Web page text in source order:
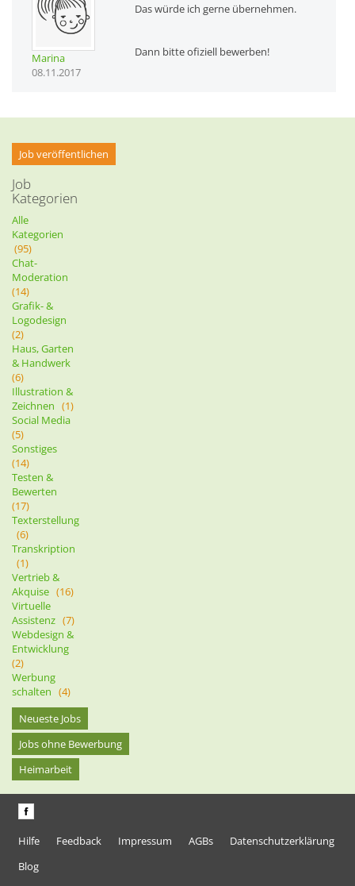
Marina
08.11.2017
Das würde ich gerne übernehmen.
Dann bitte ofiziell bewerben!
Job veröffentlichen
Job
Kategorien
Alle
Kategorien
(95)
Chat-
Moderation
(14)
Grafik- &
Logodesign
(2)
Haus, Garten
& Handwerk
(6)
Illustration &
Zeichnen (1)
Social Media
(5)
Sonstiges
(14)
Testen &
Bewerten
(17)
Texterstellung
(6)
Transkription
(1)
Vertrieb &
Akquise (16)
Virtuelle
Assistenz (7)
Webdesign &
Entwicklung
(2)
Werbung
schalten (4)
Neueste Jobs
Jobs ohne Bewerbung
Heimarbeit
Hilfe Feedback Impressum AGBs
Datenschutzerklärung
Blog